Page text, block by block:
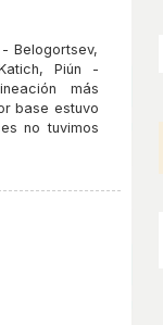
Belogortsev,
Piún -
más
base estuvo
no tuvimos